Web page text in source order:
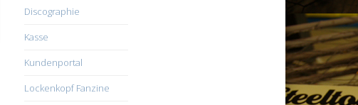
Discographie
Kasse
Kundenportal
Lockenkopf Fanzine